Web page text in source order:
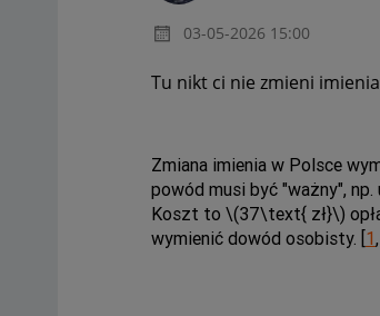
‎03-05-2026 15:00
Tu nikt ci nie zmieni imienia
Zmiana imienia w Polsce
powód musi być "ważny", np.
Koszt to \(37\text{ zł}\)
wymienić dowód osobisty. 1,